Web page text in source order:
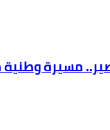
مسيرة